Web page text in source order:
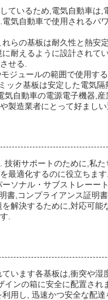
ているため,電気自動車
気自動車で使用される
らの基板は耐久性と熱
耐えるように設計され
せる.
ジュールの範囲で使用
ク基板は安定した電気隔
自動車の電源電子機器,
製造業者にとって好ましい
術サポートのために,私
最適化するのに役立ちます.
ソナル・サブストレー
,コンプライアンス証明
解決するために,対応可
.
います各基板は,衝突や
ンの箱に安全に配置され
用し, 迅速かつ安全な配